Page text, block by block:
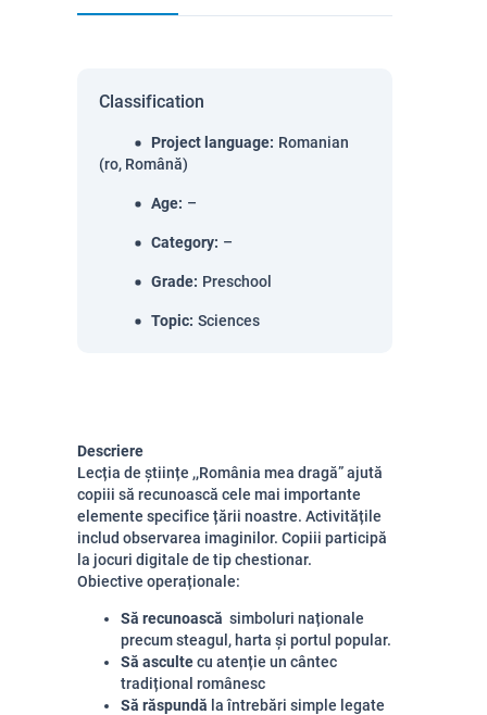
Classification
Project language: Romanian
(ro, Română)
Age: –
Category: –
Grade: Preschool
Topic: Sciences
Descriere
Lecția de științe ,,România mea dragă” ajută
copiii să recunoască cele mai importante
elemente specifice țării noastre. Activitățile
includ observarea imaginilor. Copiii participă
la jocuri digitale de tip chestionar.
Obiective operaționale:
Să recunoască simboluri naționale
precum steagul, harta și portul popular.
Să ascultecu atenție un cântec
tradițional românesc
Să răspundă la întrebări simple legate